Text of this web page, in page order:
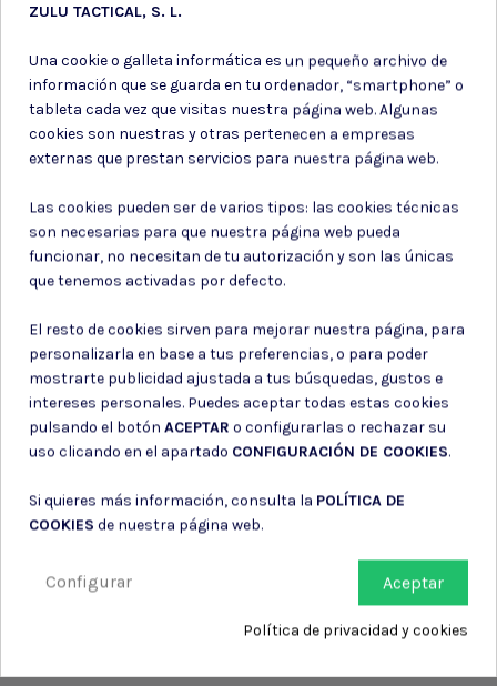
Suscríbete a nuestro boletín
Puede darse de baja en cualquier momento. Para ello, consulte nuestra
información de contacto en el aviso legal.
Consiento el uso de mis datos para los fines indicados en la
Consiento el uso de mis datos personales para recibir publicidad
de su entidad.
ZULU TACTICAL, S. L.
Una cookie o galleta informática es un pequeño archivo de
información que se guarda en tu ordenador, “smartphone” o
tableta cada vez que visitas nuestra página web. Algunas
cookies son nuestras y otras pertenecen a empresas
externas que prestan servicios para nuestra página web.
Las cookies pueden ser de varios tipos: las cookies técnicas
son necesarias para que nuestra página web pueda
funcionar, no necesitan de tu autorización y son las únicas
que tenemos activadas por defecto.
El resto de cookies sirven para mejorar nuestra página, para
personalizarla en base a tus preferencias, o para poder
mostrarte publicidad ajustada a tus búsquedas, gustos e
intereses personales. Puedes aceptar todas estas cookies
pulsando el botón ACEPTAR o configurarlas o rechazar su
uso clicando en el apartado CONFIGURACIÓN DE COOKIES.
Si quieres más información, consulta la POLÍTICA DE
COOKIES de nuestra página web.
Aceptar
Configurar
Política de privacidad y cookies